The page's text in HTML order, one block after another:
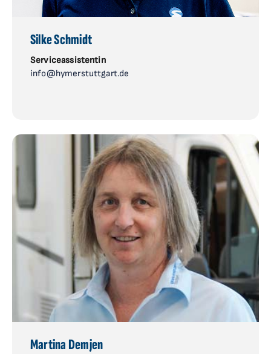
Silke Schmidt
Serviceassistentin
info@hymerstuttgart.de
Martina Demjen